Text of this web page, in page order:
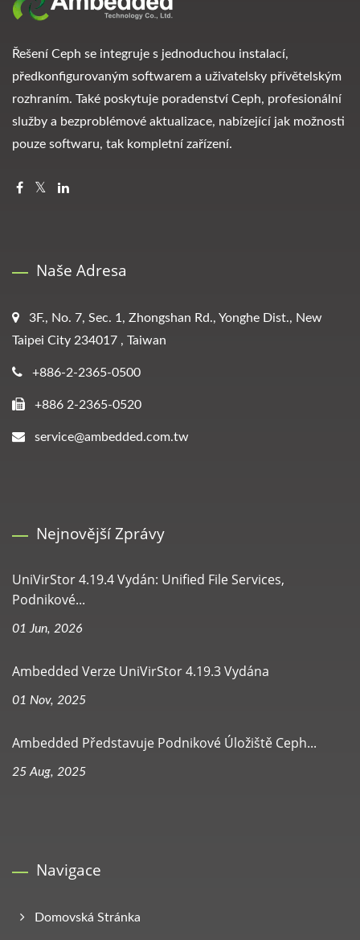
Řešení Ceph se integruje s jednoduchou instalací,
předkonfigurovaným softwarem a uživatelsky přívětelským
rozhraním. Také poskytuje poradenství Ceph, profesionální
služby a bezproblémové aktualizace, nabízející jak možnosti
pouze softwaru, tak kompletní zařízení.
Naše Adresa
3F., No. 7, Sec. 1, Zhongshan Rd., Yonghe Dist., New
Taipei City 234017 , Taiwan
+886-2-2365-0500
+886 2-2365-0520
service@ambedded.com.tw
Nejnovější Zprávy
UniVirStor 4.19.4 Vydán: Unified File Services,
Podnikové...
01 Jun, 2026
Ambedded Verze UniVirStor 4.19.3 Vydána
01 Nov, 2025
Ambedded Představuje Podnikové Úložiště Ceph...
25 Aug, 2025
Navigace
Domovská Stránka